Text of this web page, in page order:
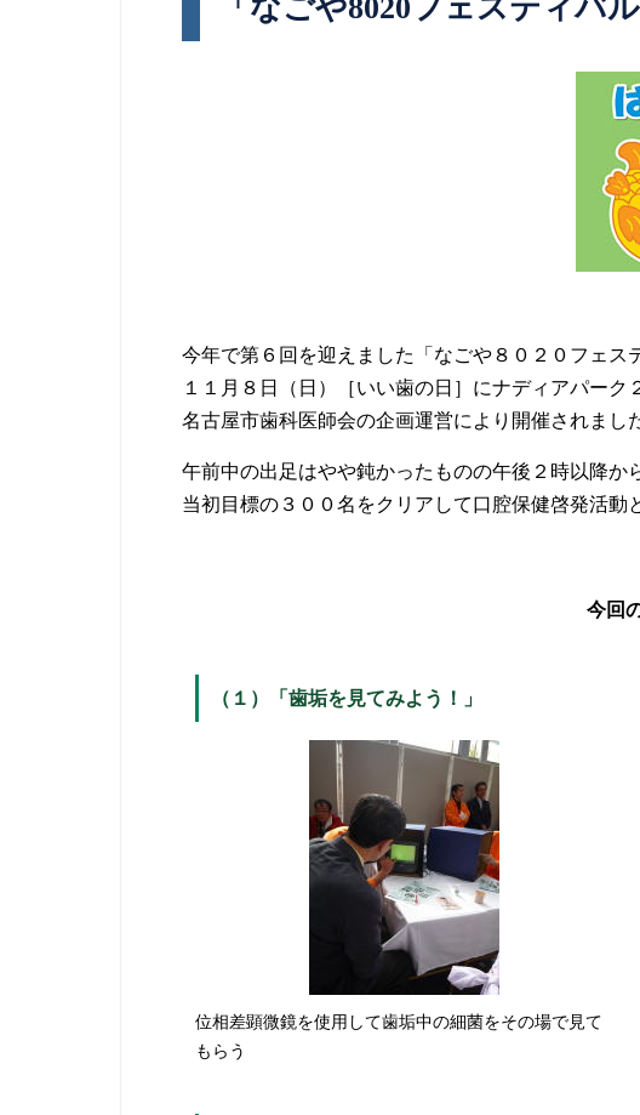
「なごや8020フェスティバ
今年で第６回を迎えました「なごや８０２０フェス
１１月８日（日）［いい歯の日］にナディアパーク
名古屋市歯科医師会の企画運営により開催されまし
午前中の出足はやや鈍かったものの午後２時以降か
当初目標の３００名をクリアして口腔保健啓発活動
今回
（１）「歯垢を見てみよう！」
位相差顕微鏡を使用して歯垢中の細菌をその場で見て
もらう